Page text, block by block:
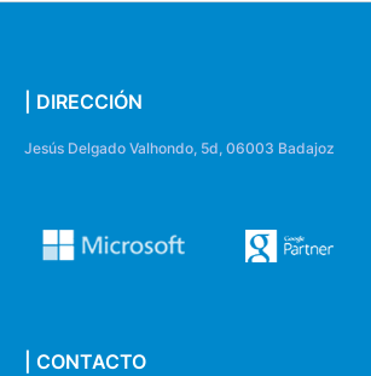
| DIRECCIÓN
Jesús Delgado Valhondo, 5d, 06003 Badajoz
| CONTACTO